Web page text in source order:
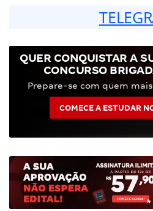
QUER CONQUISTAR A
CONCURSO
Prepare-se com quem
COMECE A ESTUDAR